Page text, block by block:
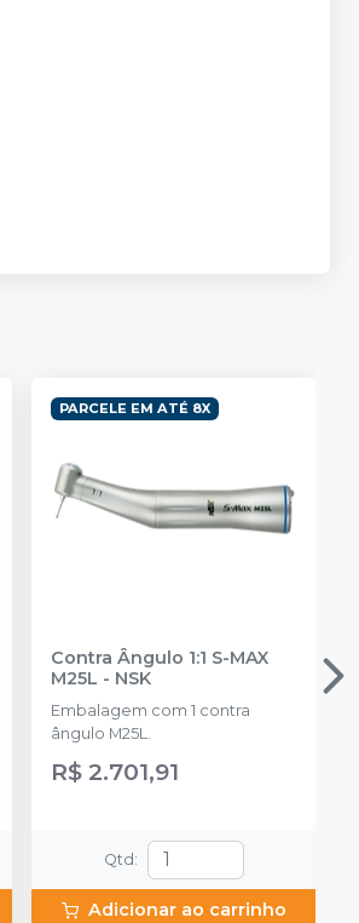
PARCELE EM ATÉ 8X
Contra Ângulo 1:1 S-MAX
M25L - NSK
Embalagem com 1 contra
ângulo M25L.
R$ 2.701,91
Qtd :
Adicionar ao carrinho